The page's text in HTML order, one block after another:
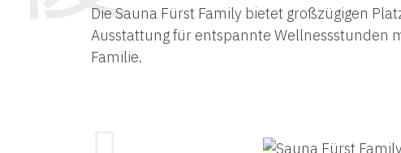
Die Sauna Fürst Family bietet großzügigen
Ausstattung für entspannte Wellnessstunden
Familie.